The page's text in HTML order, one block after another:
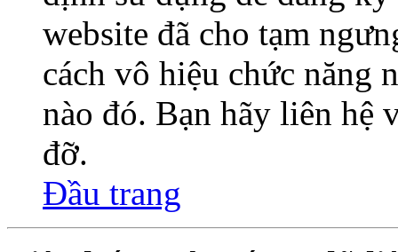
website đã cho tạm
cách vô hiệu chức năng
nào đó. Bạn hãy liên hệ
đỡ.
Đầu trang